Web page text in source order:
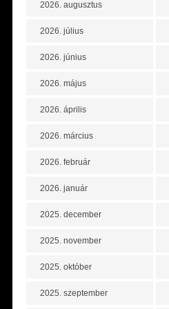
2026. augusztus
2026. július
2026. június
2026. május
2026. április
2026. március
2026. február
2026. január
2025. december
2025. november
2025. október
2025. szeptember